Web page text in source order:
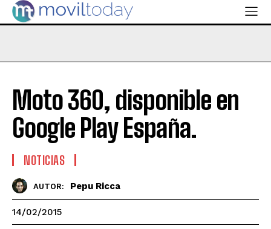
Moto 360, disponible en
Google Play España.
NOTICIAS
AUTOR: Pepu Ricca
14/02/2015